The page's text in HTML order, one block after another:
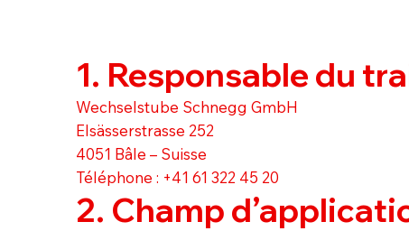
1. Responsable du
Wechselstube Schnegg GmbH
Elsässerstrasse 252
4051 Bâle – Suisse
Téléphone : +41 61 322 45 20
2. Champ